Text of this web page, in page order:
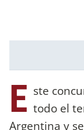
E ste
todo el
Argentina y